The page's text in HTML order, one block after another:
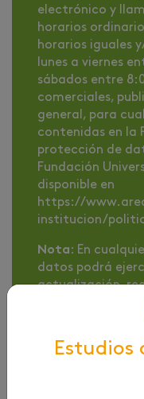
electrónico y
horarios
horarios iguales
lunes a viernes
sábados entre
comerciales,
general, para
contenidas en
protección de
Fundación
disponible en
https://
institucion/
Nota: En
datos podrá
actualización,
supresión de sus
bases de datos
electrónico:
Estudios